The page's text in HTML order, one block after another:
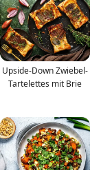
Upside-Down Zwiebel-
Tartelettes mit Brie